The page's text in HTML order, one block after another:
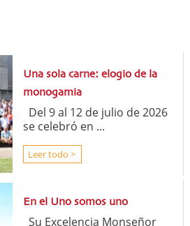
Una sola carne: elogio de la
monogamia
Del 9 al 12 de julio de 2026
se celebró en ...
Leer todo >
En el Uno somos uno
Su Excelencia Monseñor